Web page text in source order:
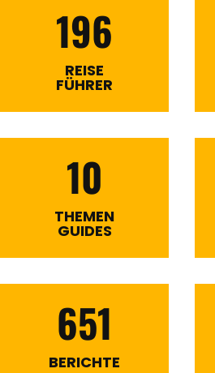
196
REISE
FÜHRER
10
THEMEN
GUIDES
651
BERICHTE